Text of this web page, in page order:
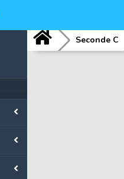
Seconde C